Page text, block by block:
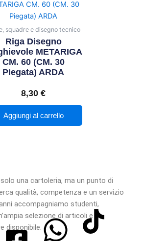
squadre e disegno tecnico
Riga Disegno
METARIGA
CM. 60 (CM. 30
Piegata) ARDA
8,30 €
Aggiungi al carrello
una cartoleria, ma un punto di
qualità, competenza e un servizio
accompagniamo studenti,
selezione di articoli e
disponibile.